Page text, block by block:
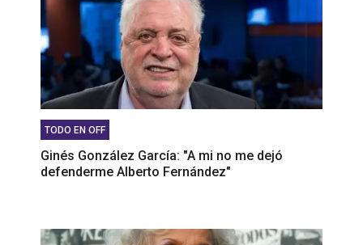
TODO EN OFF
Ginés González García: "A mi no me dejó
defenderme Alberto Fernández"